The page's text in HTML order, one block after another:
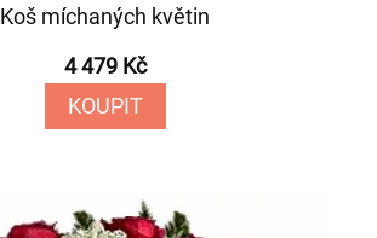
Koš míchaných květin
4 479 Kč
KOUPIT